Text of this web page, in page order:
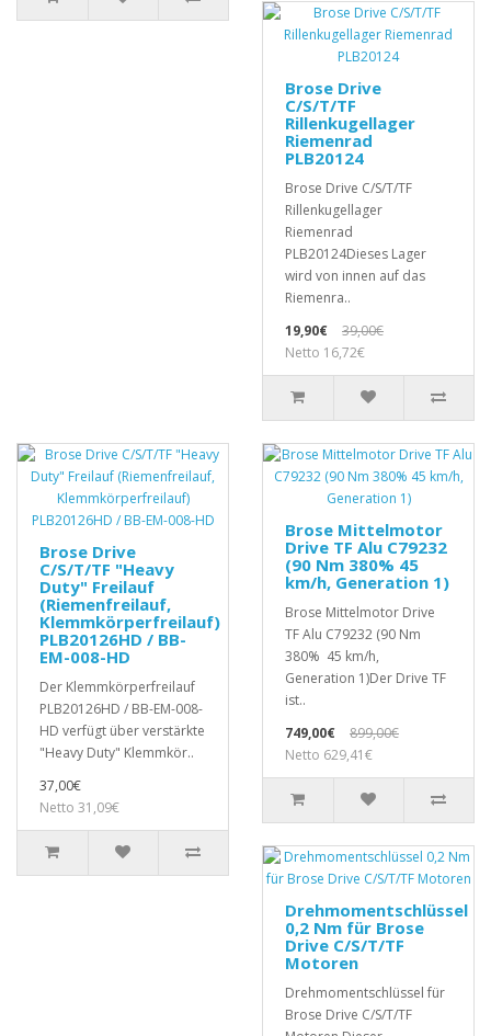
Brose Drive
C/S/T/TF
Rillenkugellager
Riemenrad
PLB20124
Brose Drive C/S/T/TF
Rillenkugellager
Riemenrad
PLB20124Dieses Lager
wird von innen auf das
Riemenra..
19,90€
39,00€
Netto 16,72€
Brose Drive
C/S/T/TF "Heavy
Duty" Freilauf
(Riemenfreilauf,
Klemmkörperfreilauf)
PLB20126HD / BB-
EM-008-HD
Der Klemmkörperfreilauf
PLB20126HD / BB-EM-008-
HD verfügt über verstärkte
"Heavy Duty" Klemmkör..
37,00€
Netto 31,09€
Brose Mittelmotor
Drive TF Alu C79232
(90 Nm 380% 45
km/h, Generation 1)
Brose Mittelmotor Drive
TF Alu C79232 (90 Nm
380% 45 km/h,
Generation 1)Der Drive TF
ist..
749,00€
899,00€
Netto 629,41€
Drehmomentschlüssel
0,2 Nm für Brose
Drive C/S/T/TF
Motoren
Drehmomentschlüssel für
Brose Drive C/S/T/TF